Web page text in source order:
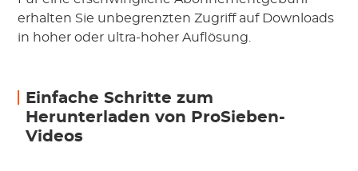
erhalten Sie unbegrenzten Zugriff auf Downloads
in hoher oder ultra-hoher Auflösung.
Einfache Schritte zum
Herunterladen von ProSieben-
Videos